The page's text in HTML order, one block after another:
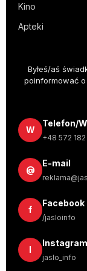
Kino
Apteki
Byłeś/aś
poinformować
W
Telefon/
+48 572
@
E-mail
f
Facebook
/jasloinfo
I
Instagram
jaslo_info